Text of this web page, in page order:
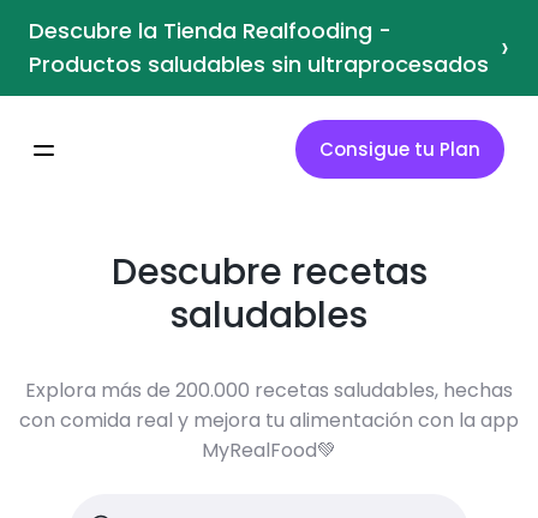
Descubre la Tienda Realfooding -
Productos saludables sin ultraprocesados ›
Consigue tu Plan
Descubre recetas
saludables
Explora más de 200.000 recetas saludables, hechas
con comida real y mejora tu alimentación con la app
MyRealFood💚